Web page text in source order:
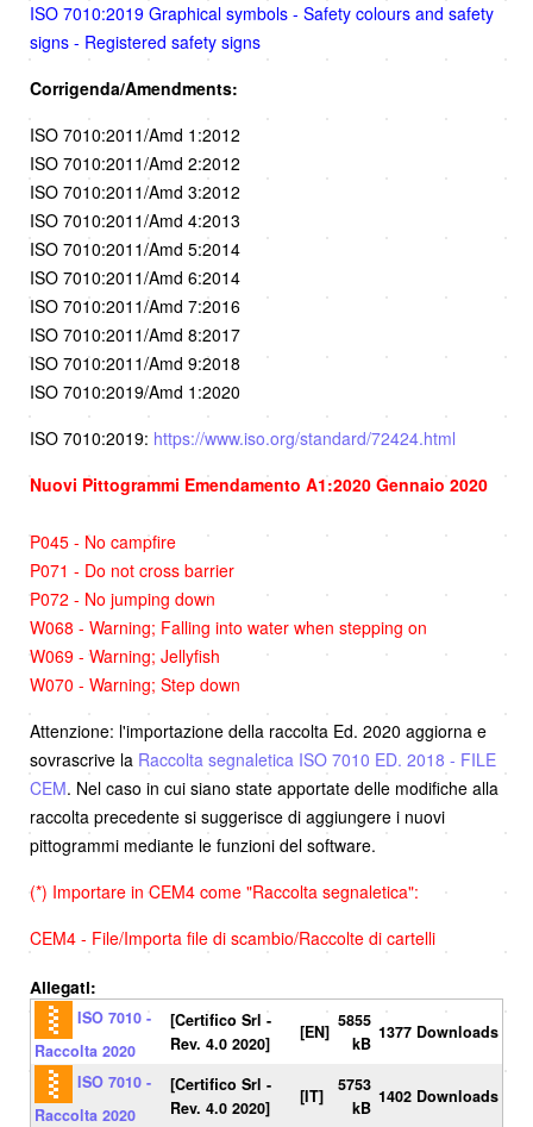
ISO 7010:2019 Graphical symbols - Safety colours and safety
signs - Registered safety signs
Corrigenda/Amendments:
ISO 7010:2011/Amd 1:2012
ISO 7010:2011/Amd 2:2012
ISO 7010:2011/Amd 3:2012
ISO 7010:2011/Amd 4:2013
ISO 7010:2011/Amd 5:2014
ISO 7010:2011/Amd 6:2014
ISO 7010:2011/Amd 7:2016
ISO 7010:2011/Amd 8:2017
ISO 7010:2011/Amd 9:2018
ISO 7010:2019/Amd 1:2020
ISO 7010:2019: https://www.iso.org/standard/72424.html
Nuovi Pittogrammi Emendamento A1:2020 Gennaio 2020
P045 - No campfire
P071 - Do not cross barrier
P072 - No jumping down
W068 - Warning; Falling into water when stepping on
W069 - Warning; Jellyfish
W070 - Warning; Step down
Attenzione: l'importazione della raccolta Ed. 2020 aggiorna e
sovrascrive la Raccolta segnaletica ISO 7010 ED. 2018 - FILE
CEM. Nel caso in cui siano state apportate delle modifiche alla
raccolta precedente si suggerisce di aggiungere i nuovi
pittogrammi mediante le funzioni del software.
(*) Importare in CEM4 come "Raccolta segnaletica":
CEM4 - File/Importa file di scambio/Raccolte di cartelli
Allegati:
ISO 7010 -
Raccolta 2020
[Certifico Srl -
Rev. 4.0 2020]
[EN]
5855
kB
1377 Downloads
ISO 7010 -
Raccolta 2020
[Certifico Srl -
Rev. 4.0 2020]
[IT]
5753
kB
1402 Downloads